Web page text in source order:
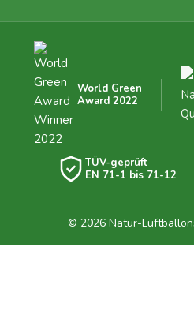
World Green
Award 2022
TÜV-geprüft
EN 71-1 bis 71-12
© 2026 Natur-